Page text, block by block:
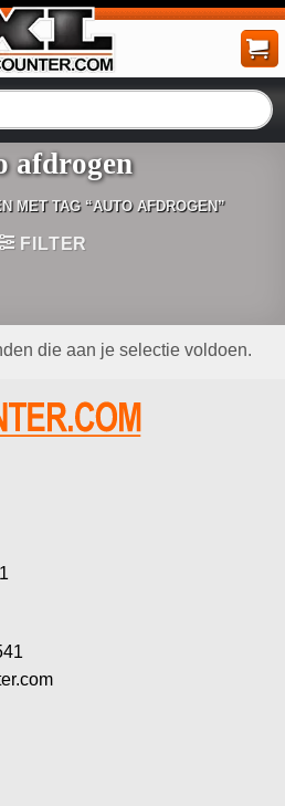
afdrogen
MET TAG “AUTO AFDROGEN”
FILTER
die aan je selectie voldoen.